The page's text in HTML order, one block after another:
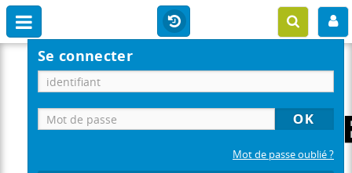
Se connecter
Mot de passe oublié ?